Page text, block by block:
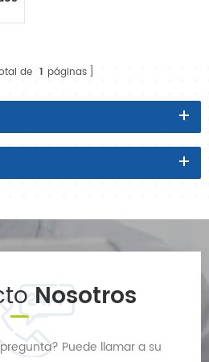
de 1 páginas
Nosotros
Puede llamar a su